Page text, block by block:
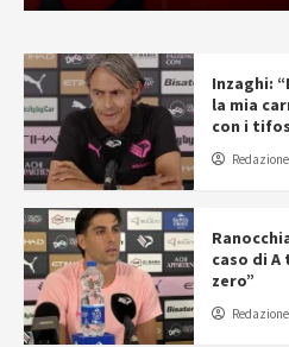
Inzaghi:
la mia
con i
Redazione
caso di
zero”
Redazione